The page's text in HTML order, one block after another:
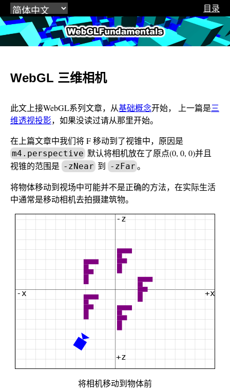
目录
WebGLFundamentals.org
WebGL 三维相机
此文上接WebGL系列文章，从基础概念开始， 上一篇是三
维透视投影，如果没读过请从那里开始。
在上篇文章中我们将 F 移动到了视锥中，原因是
m4.perspective 默认将相机放在了原点(0, 0, 0)并且
视锥的范围是 -zNear 到 -zFar。
将物体移动到视场中可能并不是正确的方法，在实际生活
中通常是移动相机去拍摄建筑物。
将相机移动到物体前